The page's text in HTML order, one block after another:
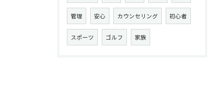
管理 安心 カウンセリング 初心者
スポーツ ゴルフ 家族